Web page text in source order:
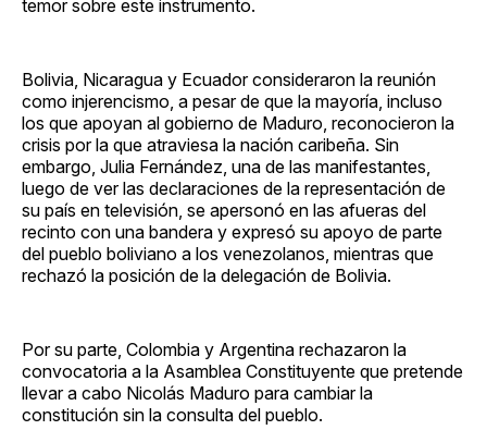
temor sobre este instrumento.
Bolivia, Nicaragua y Ecuador consideraron la reunión
como injerencismo, a pesar de que la mayoría, incluso
los que apoyan al gobierno de Maduro, reconocieron la
crisis por la que atraviesa la nación caribeña. Sin
embargo, Julia Fernández, una de las manifestantes,
luego de ver las declaraciones de la representación de
su país en televisión, se apersonó en las afueras del
recinto con una bandera y expresó su apoyo de parte
del pueblo boliviano a los venezolanos, mientras que
rechazó la posición de la delegación de Bolivia.
Por su parte, Colombia y Argentina rechazaron la
convocatoria a la Asamblea Constituyente que pretende
llevar a cabo Nicolás Maduro para cambiar la
constitución sin la consulta del pueblo.